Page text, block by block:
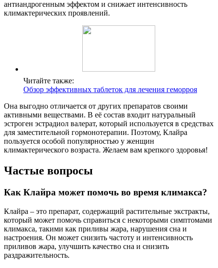
антиандрогенным эффектом и снижает интенсивность
климактерических проявлений.
Читайте также:
Обзор эффективных таблеток для лечения геморроя
Она выгодно отличается от других препаратов своими
активными веществами. В её состав входит натуральный
эстроген эстрадиол валерат, который используется в средствах
для заместительной гормонотерапии. Поэтому, Клайра
пользуется особой популярностью у женщин
климактерического возраста. Желаем вам крепкого здоровья!
Частые вопросы
Как Клайра может помочь во время климакса?
Клайра – это препарат, содержащий растительные экстракты,
который может помочь справиться с некоторыми симптомами
климакса, такими как приливы жара, нарушения сна и
настроения. Он может снизить частоту и интенсивность
приливов жара, улучшить качество сна и снизить
раздражительность.